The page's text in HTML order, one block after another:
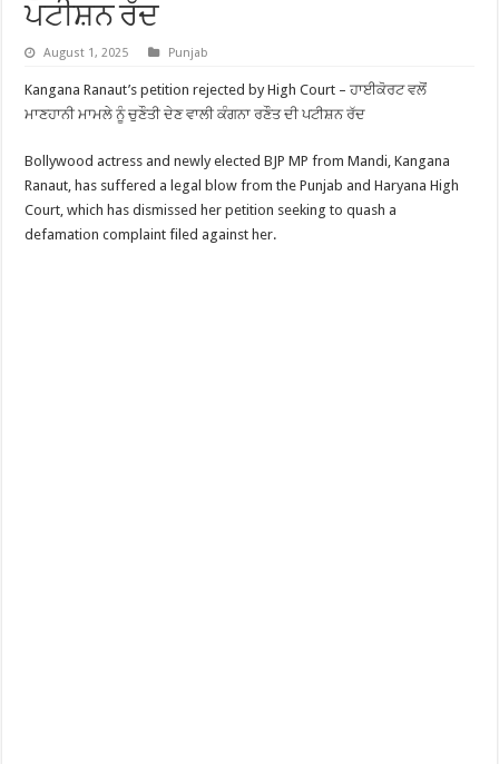
ਪਟੀਸ਼ਨ ਰੱਦ
August 1, 2025 Punjab
Kangana Ranaut’s petition rejected by High Court – ਹਾਈਕੋਰਟ ਵਲੋਂ
ਮਾਣਹਾਨੀ ਮਾਮਲੇ ਨੂੰ ਚੁਣੌਤੀ ਦੇਣ ਵਾਲੀ ਕੰਗਨਾ ਰਣੌਤ ਦੀ ਪਟੀਸ਼ਨ ਰੱਦ
Bollywood actress and newly elected BJP MP from Mandi, Kangana
Ranaut, has suffered a legal blow from the Punjab and Haryana High
Court, which has dismissed her petition seeking to quash a
defamation complaint filed against her.